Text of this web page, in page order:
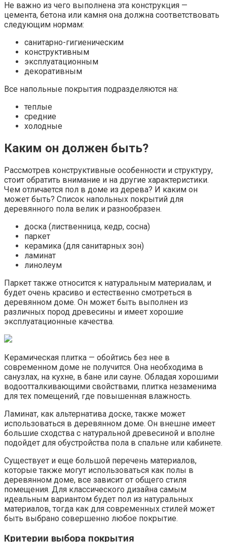
Не важно из чего выполнена эта конструкция —
цемента, бетона или камня она должна соответствовать
следующим нормам:
санитарно-гигиеническим
конструктивным
эксплуатационным
декоративным
Все напольные покрытия подразделяются на:
теплые
средние
холодные
Каким он должен быть?
Рассмотрев конструктивные особенности и структуру,
стоит обратить внимание и на другие характеристики.
Чем отличается пол в доме из дерева? И каким он
может быть? Список напольных покрытий для
деревянного пола велик и разнообразен.
доска (лиственница, кедр, сосна)
паркет
керамика (для санитарных зон)
ламинат
линолеум
Паркет также относится к натуральным материалам, и
будет очень красиво и естественно смотреться в
деревянном доме. Он может быть выполнен из
различных пород древесины и имеет хорошие
эксплуатационные качества.
Керамическая плитка — обойтись без нее в
современном доме не получится. Она необходима в
санузлах, на кухне, в бане или сауне. Обладая хорошими
водоотталкивающими свойствами, плитка незаменима
для тех помещений, где повышенная влажность.
Ламинат, как альтернатива доске, также может
использоваться в деревянном доме. Он внешне имеет
большие сходства с натуральной древесиной и вполне
подойдет для обустройства пола в спальне или кабинете.
Существует и еще большой перечень материалов,
которые также могут использоваться как полы в
деревянном доме, все зависит от общего стиля
помещения. Для классического дизайна самым
идеальным вариантом будет пол из натуральных
материалов, тогда как для современных стилей может
быть выбрано совершенно любое покрытие.
Критерии выбора покрытия